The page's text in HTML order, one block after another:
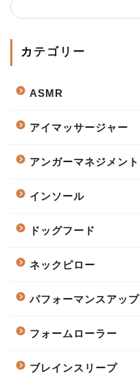
カテゴリー
ASMR
アイマッサージャー
アンガーマネジメント
インソール
ドッグフード
ネックピロー
パフォーマンスアップ
フォームローラー
ブレインスリープ